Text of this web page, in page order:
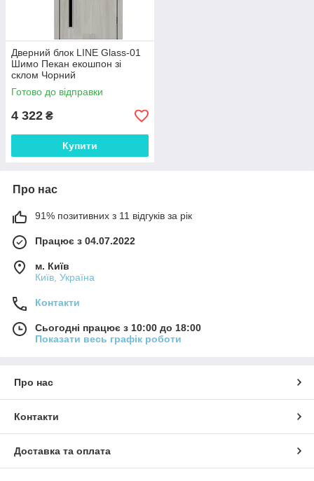
Дверний блок LINE Glass-01
Шимо Пекан екошпон зі
склом Чорний
Готово до відправки
4 322 ₴
Купити
Про нас
91% позитивних з 11 відгуків за рік
Працює з 04.07.2022
м. Київ
Київ, Україна
Контакти
Сьогодні працює з 10:00 до 18:00
Показати весь графік роботи
Про нас
Контакти
Доставка та оплата